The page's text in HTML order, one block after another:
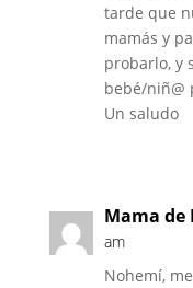
tarde que
mamás y
probarlo, y
bebé/niñ@
Un saludo
Mama de
am
Nohemí,